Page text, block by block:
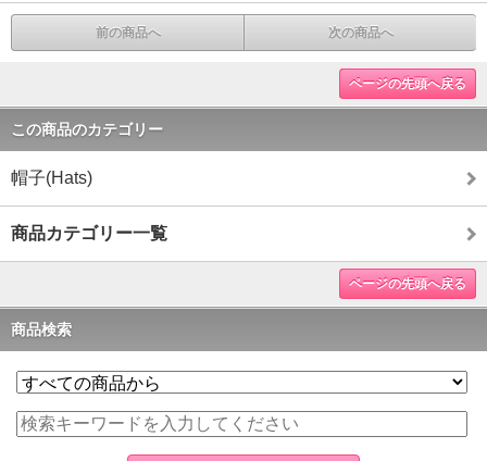
前の商品へ 次の商品へ
ページの先頭へ戻る
この商品のカテゴリー
帽子(Hats)
商品カテゴリー一覧
ページの先頭へ戻る
商品検索